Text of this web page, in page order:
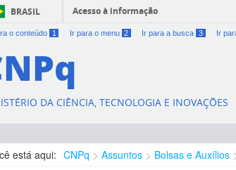
BRASIL Acesso à informação
o conteúdo 1 Ir para o menu 2 Ir para a busca 3 Ir
DA CIÊNCIA, TECNOLOGIA E INOVAÇÕES
está aqui: CNPq Assuntos Bolsas e Auxílios